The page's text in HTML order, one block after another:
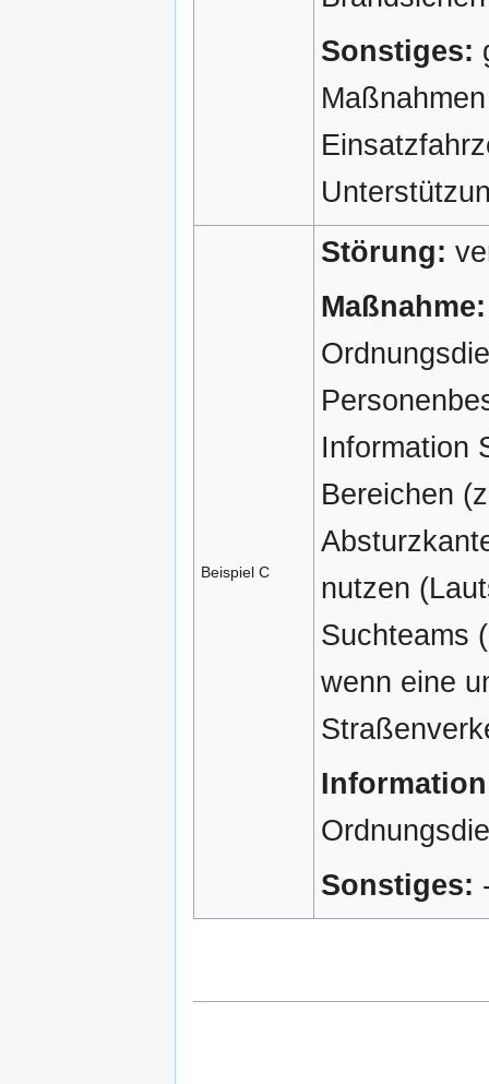
Sonstiges:
Beispiel C
Störung:
Maßnahme:
Information
Bereichen
nutzen
Suchteams
wenn eine
Sonstiges: